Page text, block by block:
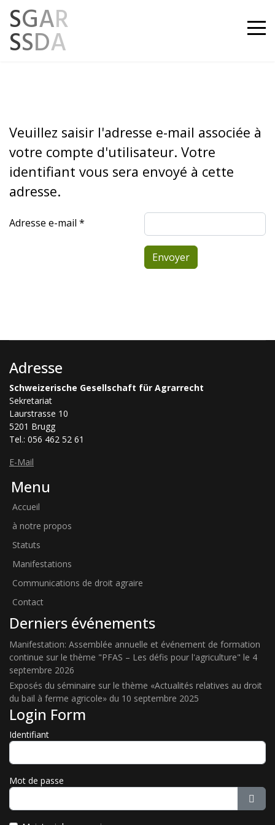
SGAR
SSDA
Veuillez saisir l'adresse e-mail associée à
votre compte d'utilisateur. Votre
identifiant vous sera envoyé à cette
adresse.
Adresse e-mail *
Envoyer
Adresse
Schweizerische Gesellschaft für Agrarrecht
Sekretariat
Laurstrasse 10
5201 Brugg
Tel.: 056 462 52 61
E-Mail
Menu
Accueil
à notre propos
Statuts
Manifestations
Communications de droit agraire
Contact
Derniers événements
Manifestation: Assemblée annuelle et événement de formation
continue sur le thème "PFAS – Les défis pour l'agriculture" le 4
septembre 2026
Exposés du séminaire sur le thème «Actualités relatives au droit
du bail à ferme agricole» du 10 septembre 2025
Login Form
Identifiant
Mot de passe